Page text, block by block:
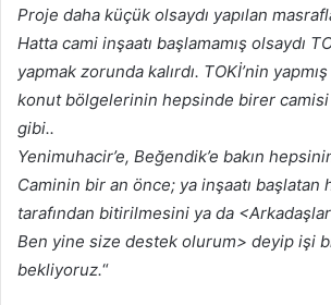
Proje daha küçük olsaydı yapılan
Hatta cami inşaatı başlamamış olsaydı
yapmak zorunda kalırdı. TOKİ’nin
konut bölgelerinin hepsinde birer
gibi..
Yenimuhacir’e, Beğendik’e bakın
Caminin bir an önce; ya inşaatı başlatan
tarafından bitirilmesini ya da
Ben yine size destek olurum> deyip işi
bekliyoruz.“